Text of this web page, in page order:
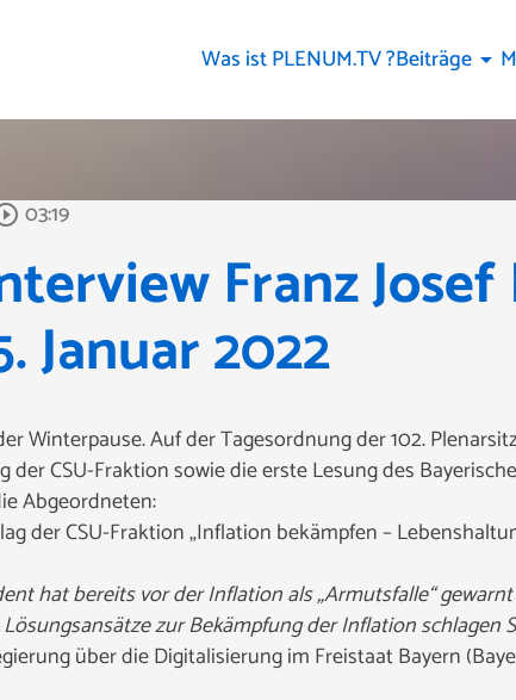
Was ist PLENUM.TV ?Beiträge arrow_drop_down
03:19
Franz Josef
Januar 2022
Winterpause. Auf der Tagesordnung der 102.
CSU-Fraktion sowie die erste Lesung des
Abgeordneten:
der CSU-Fraktion „Inflation bekämpfen –
hat bereits vor der Inflation als „Armutsfalle“
zur Bekämpfung der Inflation schlagen
über die Digitalisierung im Freistaat Bayern